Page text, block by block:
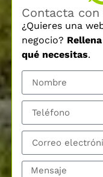
Contacta
¿Quieres una
negocio?
qué necesitas.